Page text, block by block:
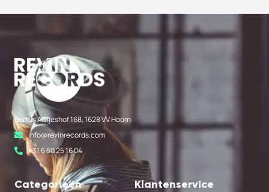
Bertus Aafjeshof 168, 1628 VV Hoorn
info@revinrecords.com
+31 6 50 25 16 04
Categorieën Klantenservice